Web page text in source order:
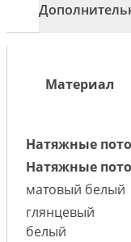
Материал
Натяжные
Натяжные
матовый белый
глянцевый
белый